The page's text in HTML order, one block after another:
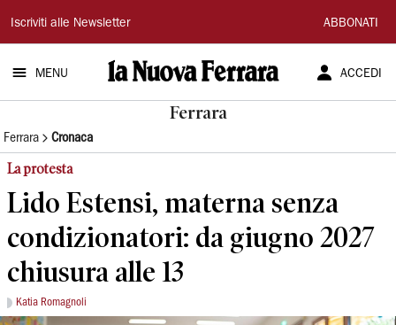
La
Nuova
Ferrara
Iscriviti alle Newsletter ABBONATI
MENU ACCEDI
Ferrara
Ferrara Cronaca
La protesta
Lido Estensi, materna senza
condizionatori: da giugno 2027
chiusura alle 13
Katia Romagnoli